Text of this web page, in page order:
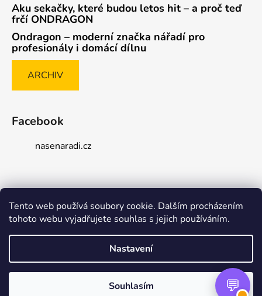
Tento web používá soubory cookie. Dalším procházením
tohoto webu vyjadřujete souhlas s jejich používáním.
Nastavení
Souhlasím
Aku sekačky, které budou letos hit – a proč teď
frčí ONDRAGON
Ondragon – moderní značka nářadí pro
profesionály i domácí dílnu
ARCHIV
Facebook
nasenaradi.cz
Způsob ověřování recenzí
Vytvořil Shoptet Premium
nasenaradi.cz
. Všechna práva